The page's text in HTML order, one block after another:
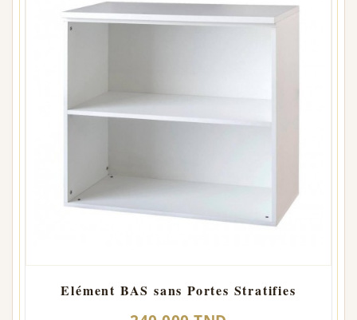
Elément BAS sans Portes Stratifies